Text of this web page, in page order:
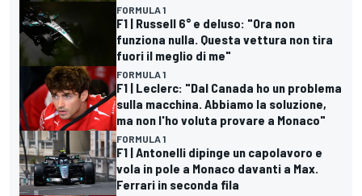
FORMULA 1
F1 | Russell 6° e deluso: "Ora non
funziona nulla. Questa vettura non tira
fuori il meglio di me"
FORMULA 1
F1 | Leclerc: "Dal Canada ho un problema
sulla macchina. Abbiamo la soluzione,
ma non l'ho voluta provare a Monaco"
FORMULA 1
F1 | Antonelli dipinge un capolavoro e
vola in pole a Monaco davanti a Max.
Ferrari in seconda fila